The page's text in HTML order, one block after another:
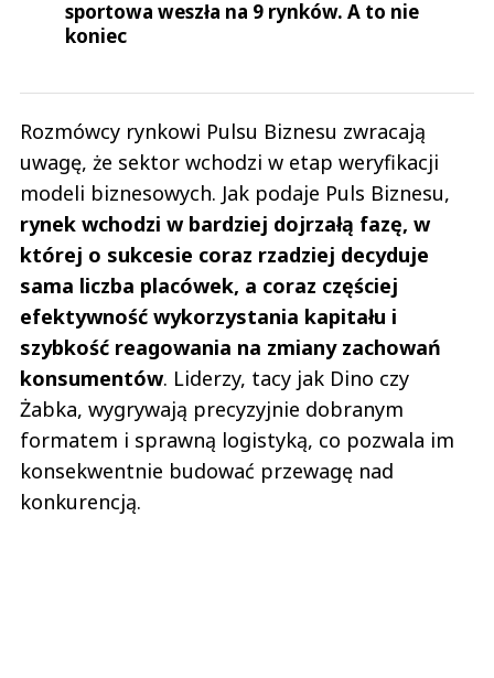
sportowa weszła na 9 rynków. A to nie
koniec
Rozmówcy rynkowi Pulsu Biznesu zwracają
uwagę, że sektor wchodzi w etap weryfikacji
modeli biznesowych. Jak podaje Puls Biznesu,
rynek wchodzi w bardziej dojrzałą fazę, w
której o sukcesie coraz rzadziej decyduje
sama liczba placówek, a coraz częściej
efektywność wykorzystania kapitału i
szybkość reagowania na zmiany zachowań
konsumentów. Liderzy, tacy jak Dino czy
Żabka, wygrywają precyzyjnie dobranym
formatem i sprawną logistyką, co pozwala im
konsekwentnie budować przewagę nad
konkurencją.